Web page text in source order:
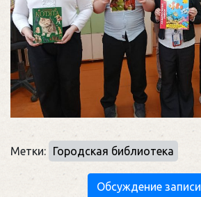
Метки: Городская библиотека
Обсуждение записи